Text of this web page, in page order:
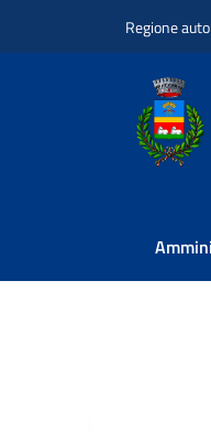
Regione